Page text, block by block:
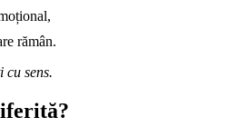
rămân.
sens.